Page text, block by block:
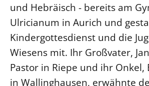
und Hebräisch - bereits am
Ulricianum in Aurich und
Kindergottesdienst und die
Wiesens mit. Ihr Großvater,
Pastor in Riepe und ihr Onkel,
in Wallinghausen, erwähnte
SERVICE
Älterwerden im Pfarrberuf
Beteiligungsverfahren
Beschwerdestellen
Ephoralbüro